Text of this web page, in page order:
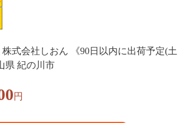
株式会社しおん 《90日以内に出荷予定(土
県 紀の川市
円